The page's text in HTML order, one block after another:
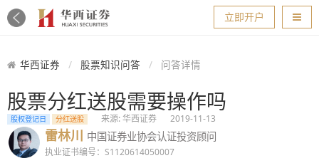
导航
立即开户
华西证券 股票知识问答 问答详情
股票分红送股需要操作吗
股权登记日 分红送股 来源: 华西证券 2019-11-13
雷林川 中国证券业协会认证投资顾问
执业证书编号：S1120614050007